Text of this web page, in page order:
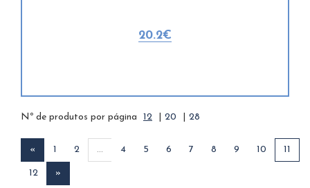
20.2€
Nº de produtos por página 12 20 28
« 1 2 ... 4 5 6 7 8 9 10 11
12 »